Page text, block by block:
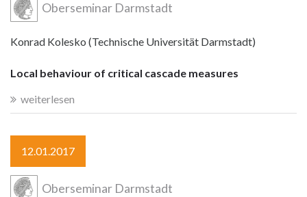
Oberseminar Darmstadt
Konrad Kolesko (Technische Universität Darmstadt)
Local behaviour of critical cascade measures
weiterlesen
12.01.2017
Oberseminar Darmstadt